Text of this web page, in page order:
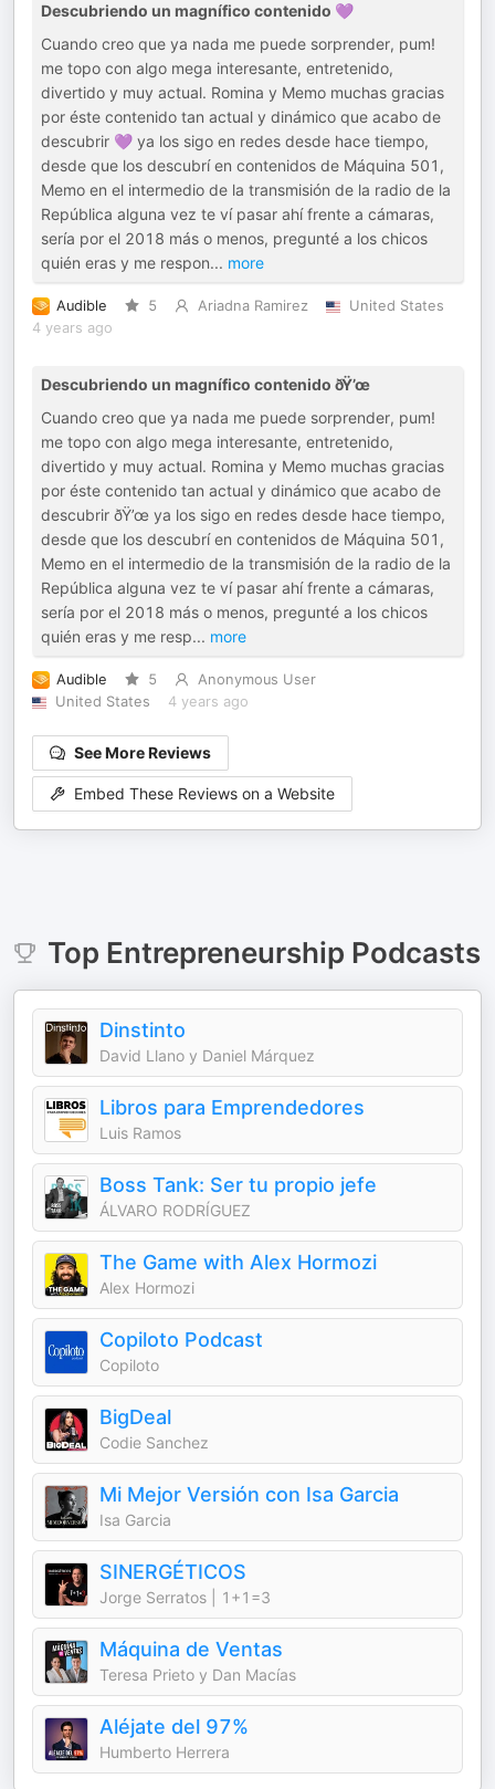
Descubriendo un magnífico contenido 💜
Cuando creo que ya nada me puede sorprender, pum!
me topo con algo mega interesante, entretenido,
divertido y muy actual. Romina y Memo muchas gracias
por éste contenido tan actual y dinámico que acabo de
descubrir 💜 ya los sigo en redes desde hace tiempo,
desde que los descubrí en contenidos de Máquina 501,
Memo en el intermedio de la transmisión de la radio de la
República alguna vez te ví pasar ahí frente a cámaras,
sería por el 2018 más o menos, pregunté a los chicos
quién eras y me respon... more
Audible 5 Ariadna Ramirez
United States
4 years ago
Descubriendo un magnífico contenido ðŸ’œ
Cuando creo que ya nada me puede sorprender, pum!
me topo con algo mega interesante, entretenido,
divertido y muy actual. Romina y Memo muchas gracias
por éste contenido tan actual y dinámico que acabo de
descubrir ðŸ’œ ya los sigo en redes desde hace tiempo,
desde que los descubrí en contenidos de Máquina 501,
Memo en el intermedio de la transmisión de la radio de la
República alguna vez te ví pasar ahí frente a cámaras,
sería por el 2018 más o menos, pregunté a los chicos
quién eras y me resp... more
Audible 5
Anonymous User
United States
4 years ago
See More Reviews
Embed These Reviews on a Website
Top Entrepreneurship Podcasts
Dinstinto
David Llano y Daniel Márquez
Libros para Emprendedores
Luis Ramos
Boss Tank: Ser tu propio jefe
ÁLVARO RODRÍGUEZ
The Game with Alex Hormozi
Alex Hormozi
Copiloto Podcast
Copiloto
BigDeal
Codie Sanchez
Mi Mejor Versión con Isa Garcia
Isa Garcia
SINERGÉTICOS
Jorge Serratos | 1+1=3
Máquina de Ventas
Teresa Prieto y Dan Macías
Aléjate del 97%
Humberto Herrera